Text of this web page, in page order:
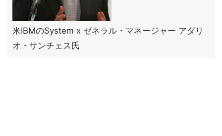
米IBMのSystem x ゼネラル・マネージャー アダリ
オ・サンチェス氏